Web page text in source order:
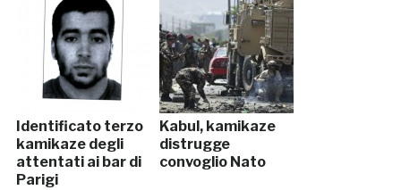
Identificato terzo
kamikaze degli
attentati ai bar di
Parigi
Kabul, kamikaze
distrugge
convoglio Nato